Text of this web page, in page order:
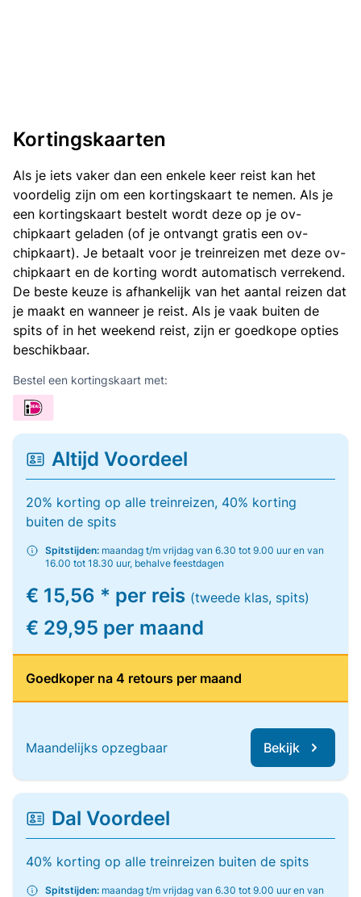
Kortingskaarten
Als je iets vaker dan een enkele keer reist kan het
voordelig zijn om een kortingskaart te nemen. Als je
een kortingskaart bestelt wordt deze op je ov-
chipkaart geladen (of je ontvangt gratis een ov-
chipkaart). Je betaalt voor je treinreizen met deze ov-
chipkaart en de korting wordt automatisch verrekend.
De beste keuze is afhankelijk van het aantal reizen dat
je maakt en wanneer je reist. Als je vaak buiten de
spits of in het weekend reist, zijn er goedkope opties
beschikbaar.
Bestel een kortingskaart met:
Altijd Voordeel
20% korting op alle treinreizen, 40% korting
buiten de spits
Spitstijden: maandag t/m vrijdag van 6.30 tot 9.00 uur en van
16.00 tot 18.30 uur, behalve feestdagen
€ 15,56 * per reis (tweede klas, spits)
€ 29,95 per maand
Goedkoper na 4 retours per maand
Maandelijks opzegbaar Bekijk
Dal Voordeel
40% korting op alle treinreizen buiten de spits
Spitstijden: maandag t/m vrijdag van 6.30 tot 9.00 uur en van